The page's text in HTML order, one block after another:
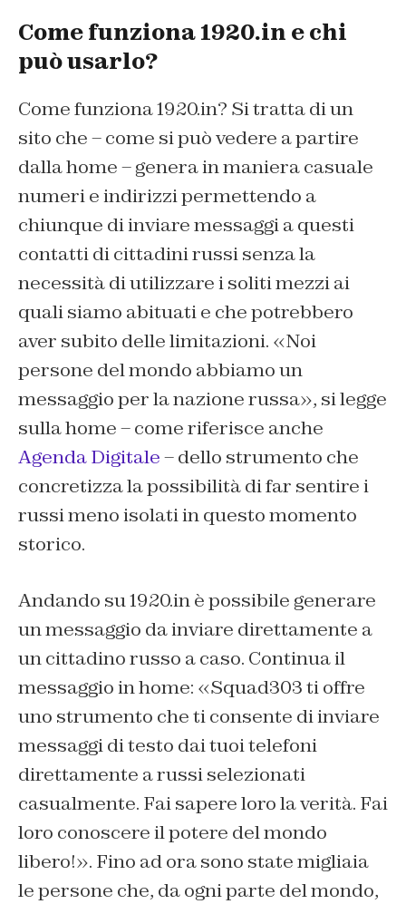
Come funziona 1920.in e chi
può usarlo?
Come funziona 1920.in? Si tratta di un
sito che – come si può vedere a partire
dalla home – genera in maniera casuale
numeri e indirizzi permettendo a
chiunque di inviare messaggi a questi
contatti di cittadini russi senza la
necessità di utilizzare i soliti mezzi ai
quali siamo abituati e che potrebbero
aver subito delle limitazioni. «Noi
persone del mondo abbiamo un
messaggio per la nazione russa», si legge
sulla home – come riferisce anche
Agenda Digitale– dello strumento che
concretizza la possibilità di far sentire i
russi meno isolati in questo momento
storico.
Andando su 1920.in è possibile generare
un messaggio da inviare direttamente a
un cittadino russo a caso. Continua il
messaggio in home: «Squad303 ti offre
uno strumento che ti consente di inviare
messaggi di testo dai tuoi telefoni
direttamente a russi selezionati
casualmente. Fai sapere loro la verità. Fai
loro conoscere il potere del mondo
libero!». Fino ad ora sono state migliaia
le persone che, da ogni parte del mondo,